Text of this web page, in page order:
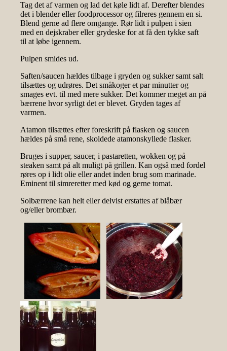
Tag det af varmen og lad det køle lidt af. Derefter blendes
det i blender eller foodprocessor og filreres gennem en si.
Blend gerne ad flere omgange. Rør lidt i pulpen i sien
med en dejskraber eller grydeske for at få den tykke saft
til at løbe igennem.
Pulpen smides ud.
Saften/saucen hældes tilbage i gryden og sukker samt salt
tilsættes og udrøres. Det småkoger et par minutter og
smages evt. til med mere sukker. Det kommer meget an på
bærrene hvor syrligt det er blevet. Gryden tages af
varmen.
Atamon tilsættes efter foreskrift på flasken og saucen
hældes på små rene, skoldede atamonskyllede flasker.
Bruges i supper, saucer, i pastaretten, wokken og på
steaken samt på alt muligt på grillen. Kan også med fordel
røres op i lidt olie eller andet inden brug som marinade.
Eminent til simreretter med kød og gerne tomat.
Solbærrene kan helt eller delvist erstattes af blåbær
og/eller brombær.